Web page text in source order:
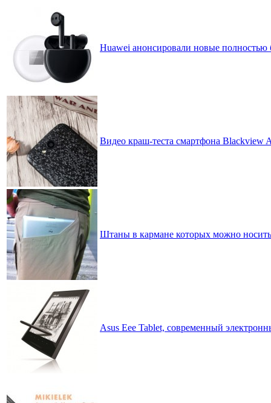
Huawei анонсировали новые
Видео краш-теста смартфона Blackview
Штаны в кармане которых можно
Asus Eee Tablet, современный